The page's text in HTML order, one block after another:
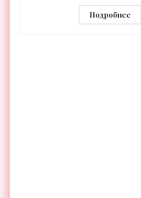
дальностью
- «Гаджеты»
Подробнее